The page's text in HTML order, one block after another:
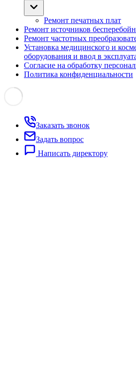
Ремонт печатных плат
Ремонт источников
Ремонт частотных
Установка медицинского и
оборудования и ввод в
Согласие на обработку
Политика конфиденциальности
Заказать звонок
Задать вопрос
Написать директору